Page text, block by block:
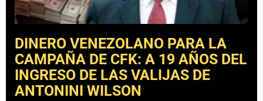
DINERO VENEZOLANO PARA LA
CAMPAÑA DE CFK: A 19 AÑOS DEL
INGRESO DE LAS VALIJAS DE
ANTONINI WILSON